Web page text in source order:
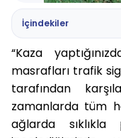
İçindekiler
“Kaza
masrafları trafik
tarafından
zamanlarda tüm
ağlarda sıklıkla